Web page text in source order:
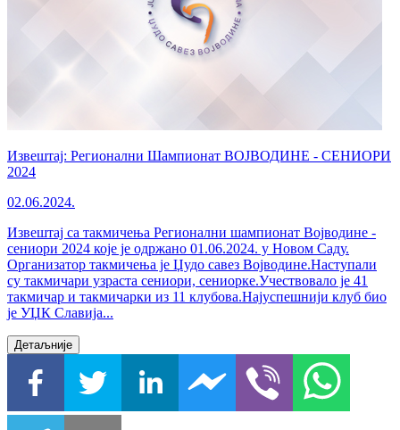
Извештај: Регионални Шампионат ВОЈВОДИНЕ - СЕНИОРИ
2024
02.06.2024.
Извештај са такмичења Регионални шампионат Војводине -
сениори 2024 које је одржано 01.06.2024. у Новом Саду.
Организатор такмичења је Џудо савез Војводине.Наступали
су такмичари узраста сениори, сениорке.Учествовало је 41
такмичар и такмичарки из 11 клубова.Најуспешнији клуб био
је УЏК Славија...
Детаљније